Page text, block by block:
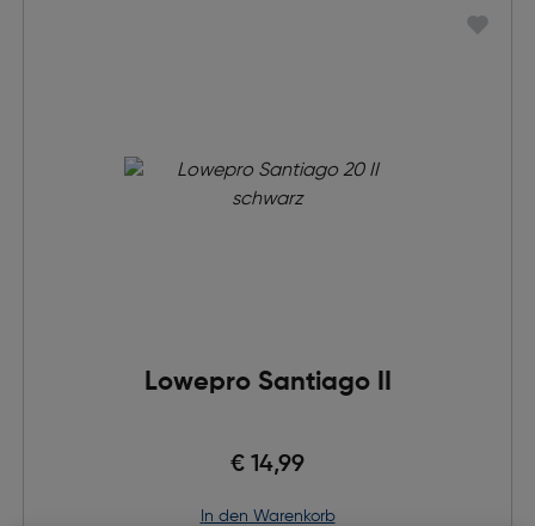
Lowepro Santiago II
€ 14,99
in den Warenkorb